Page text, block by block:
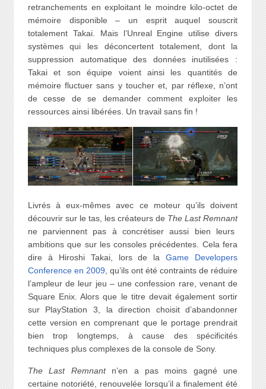
retranchements en exploitant le moindre kilo-octet de
mémoire disponible – un esprit auquel souscrit
totalement Takai. Mais l’Unreal Engine utilise divers
systèmes qui les déconcertent totalement, dont la
suppression automatique des données inutilisées :
Takai et son équipe voient ainsi les quantités de
mémoire fluctuer sans y toucher et, par réflexe, n’ont
de cesse de se demander comment exploiter les
ressources ainsi libérées. Un travail sans fin !
Livrés à eux-mêmes avec ce moteur qu’ils doivent
découvrir sur le tas, les créateurs de The Last Remnant
ne parviennent pas à concrétiser aussi bien leurs
ambitions que sur les consoles précédentes. Cela fera
dire à Hiroshi Takai, lors de laGame Developers
Conference en 2009 , qu’ils ont été contraints de réduire
l’ampleur de leur jeu – une confession rare, venant de
Square Enix. Alors que le titre devait également sortir
sur PlayStation 3, la direction choisit d’abandonner
cette version en comprenant que le portage prendrait
bien trop longtemps, à cause des spécificités
techniques plus complexes de la console de Sony.
The Last Remnantn’en a pas moins gagné une
certaine notoriété, renouvelée lorsqu’il a finalement été